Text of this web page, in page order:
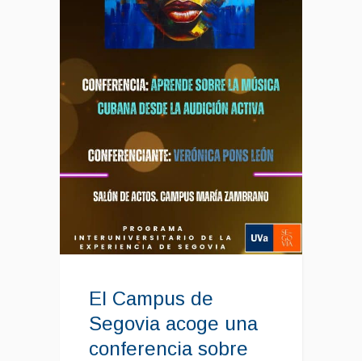
El Campus de
Segovia acoge una
conferencia sobre